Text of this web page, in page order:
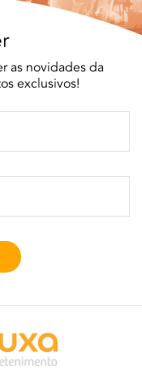
as novidades da
exclusivos!